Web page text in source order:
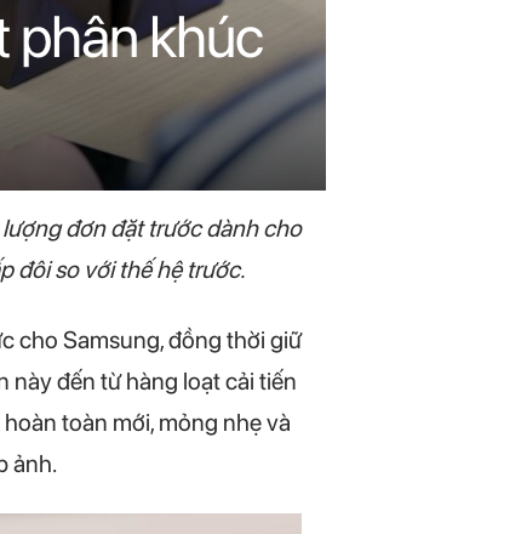
phân khúc
đơn đặt trước dành cho
đôi so với thế hệ trước.
cho Samsung, đồng thời giữ
này đến từ hàng loạt cải tiến
toàn mới, mỏng nhẹ và
ảnh.